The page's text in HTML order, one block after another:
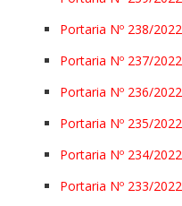
Portaria Nº 238/2022
Portaria Nº 237/2022
Portaria Nº 236/2022
Portaria Nº 235/2022
Portaria Nº 234/2022
Portaria Nº 233/2022